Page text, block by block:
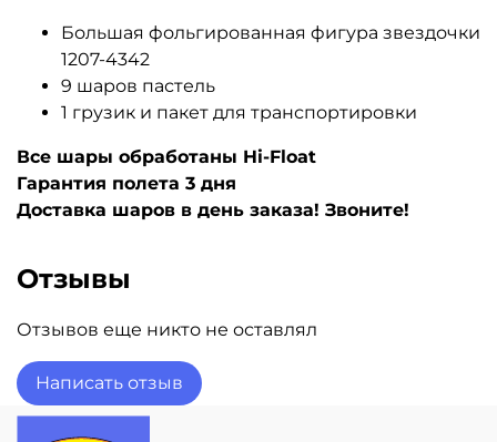
Большая фольгированная фигура звездочки
1207-4342
9 шаров пастель
1 грузик и пакет для транспортировки
Все шары обработаны Hi-Float
Гарантия полета 3 дня
Доставка шаров в день заказа! Звоните!
Отзывы
Отзывов еще никто не оставлял
Написать отзыв